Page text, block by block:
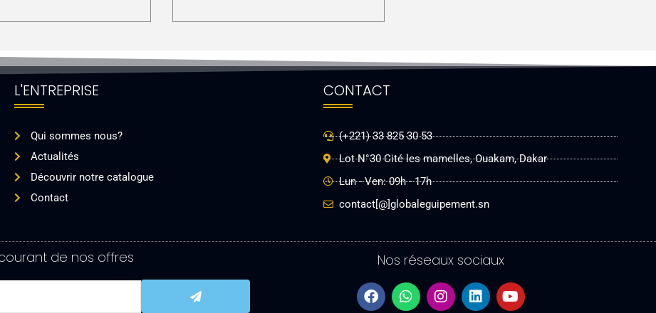
L'ENTREPRISE
Qui sommes nous?
Actualités
Découvrir notre catalogue
Contact
CONTACT
(+221) 33 825 30 53
Lot N°30 Cité les mamelles, Ouakam, Dakar
Lun - Ven: 09h - 17h
contact[@]globaleguipement.sn
de nos offres Nos réseaux sociaux
F
a
W
h
I
n
L
i
Y
o